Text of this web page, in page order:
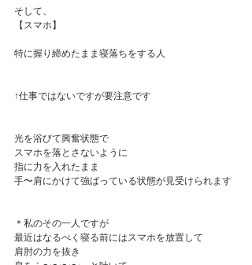
そして、
【スマホ】
特に握り締めたまま寝落ちをする人
↑仕事ではないですが要注意です
光を浴びて興奮状態で
スマホを落とさないように
指に力を入れたまま
手〜肩にかけて強ばっている状態が見受けられます
＊私のその一人ですが
最近はなるべく寝る前にはスマホを放置して
肩肘の力を抜き